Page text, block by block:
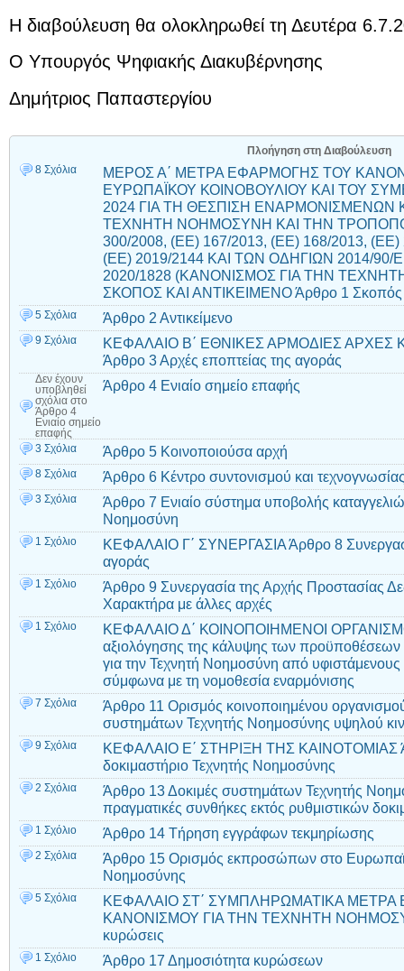
Η διαβούλευση θα ολοκληρωθεί τη Δευτέρα
Ο Υπουργός Ψηφιακής Διακυβέρνησης
Δημήτριος Παπαστεργίου
Πλοήγηση στη Διαβούλευση
8 Σχόλια
ΜΕΡΟΣ Α΄ ΜΕΤΡΑ ΕΦΑΡΜΟΓΗΣ ΤΟΥ
ΕΥΡΩΠΑΪΚΟΥ ΚΟΙΝΟΒΟΥΛΙΟΥ ΚΑΙ ΤΟΥ
2024 ΓΙΑ ΤΗ ΘΕΣΠΙΣΗ
ΤΕΧΝΗΤΗ ΝΟΗΜΟΣΥΝΗ ΚΑΙ ΤΗΝ
300/2008, (ΕΕ) 167/2013, (ΕΕ) 168/2013,
(ΕΕ) 2019/2144 ΚΑΙ ΤΩΝ ΟΔΗΓΙΩΝ 2014/90/
2020/1828 (ΚΑΝΟΝΙΣΜΟΣ ΓΙΑ ΤΗΝ
ΣΚΟΠΟΣ ΚΑΙ ΑΝΤΙΚΕΙΜΕΝΟ Άρθρο 1 Σκοπός
5 Σχόλια Άρθρο 2 Αντικείμενο
9 Σχόλια
ΚΕΦΑΛΑΙΟ Β΄ ΕΘΝΙΚΕΣ ΑΡΜΟΔΙΕΣ ΑΡΧΕΣ
Άρθρο 3 Αρχές εποπτείας της αγοράς
Δεν έχουν
υποβληθεί
σχόλια στο
Άρθρο 4
Ενιαίο σημείο
επαφής
Άρθρο 4 Ενιαίο σημείο επαφής
3 Σχόλια Άρθρο 5 Κοινοποιούσα αρχή
8 Σχόλια Άρθρο 6 Κέντρο συντονισμού και
3 Σχόλια
Άρθρο 7 Ενιαίο σύστημα υποβολής
Νοημοσύνη
1 Σχόλιο
ΚΕΦΑΛΑΙΟ Γ΄ ΣΥΝΕΡΓΑΣΙΑ Άρθρο 8
αγοράς
1 Σχόλιο
Άρθρο 9 Συνεργασία της Αρχής Προστασίας
Χαρακτήρα με άλλες αρχές
1 Σχόλιο
ΚΕΦΑΛΑΙΟ Δ΄ ΚΟΙΝΟΠΟΙΗΜΕΝΟΙ
αξιολόγησης της κάλυψης των
για την Τεχνητή Νοημοσύνη από
σύμφωνα με τη νομοθεσία εναρμόνισης
7 Σχόλια
Άρθρο 11 Ορισμός κοινοποιημένου
συστημάτων Τεχνητής Νοημοσύνης υψηλού
9 Σχόλια
ΚΕΦΑΛΑΙΟ Ε΄ ΣΤΗΡΙΞΗ ΤΗΣ ΚΑΙΝΟΤΟΜΙΑΣ
δοκιμαστήριο Τεχνητής Νοημοσύνης
2 Σχόλια
Άρθρο 13 Δοκιμές συστημάτων Τεχνητής
πραγματικές συνθήκες εκτός ρυθμιστικών
1 Σχόλιο Άρθρο 14 Τήρηση εγγράφων τεκμηρίωσης
2 Σχόλια
Άρθρο 15 Ορισμός εκπροσώπων στο
Νοημοσύνης
5 Σχόλια
ΚΕΦΑΛΑΙΟ ΣΤ΄ ΣΥΜΠΛΗΡΩΜΑΤΙΚΑ
ΚΑΝΟΝΙΣΜΟΥ ΓΙΑ ΤΗΝ ΤΕΧΝΗΤΗ
κυρώσεις
1 Σχόλιο Άρθρο 17 Δημοσιότητα κυρώσεων